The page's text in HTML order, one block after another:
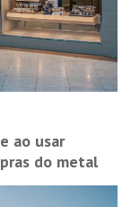
ao usar
do metal